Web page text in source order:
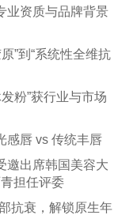
业资质与品牌背景
”到“系统性全维抗
粉”获行业与市场
感唇 vs 传统丰唇
邀出席韩国美容大
担任评委
抗衰，解锁原生年